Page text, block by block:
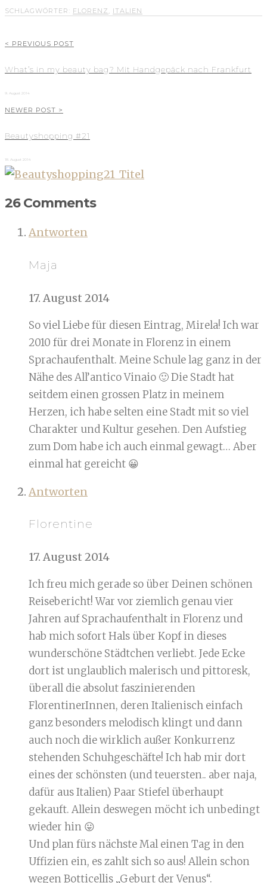
SCHLAGWÖRTER: FLORENZ ITALIEN
< PREVIOUS POST
What’s in my beauty bag? Mit Handgepäck nach Frankfurt
9. August 2014
NEWER POST >
Beautyshopping #21
18. August 2014
26 Comments
Antworten
Maja
17. August 2014
So viel Liebe für diesen Eintrag, Mirela! Ich war
2010 für drei Monate in Florenz in einem
Sprachaufenthalt. Meine Schule lag ganz in der
Nähe des All’antico Vinaio 🙂 Die Stadt hat
seitdem einen grossen Platz in meinem
Herzen, ich habe selten eine Stadt mit so viel
Charakter und Kultur gesehen. Den Aufstieg
zum Dom habe ich auch einmal gewagt… Aber
einmal hat gereicht 😀
Antworten
Florentine
17. August 2014
Ich freu mich gerade so über Deinen schönen
Reisebericht! War vor ziemlich genau vier
Jahren auf Sprachaufenthalt in Florenz und
hab mich sofort Hals über Kopf in dieses
wunderschöne Städtchen verliebt. Jede Ecke
dort ist unglaublich malerisch und pittoresk,
überall die absolut faszinierenden
FlorentinerInnen, deren Italienisch einfach
ganz besonders melodisch klingt und dann
auch noch die wirklich außer Konkurrenz
stehenden Schuhgeschäfte! Ich hab mir dort
eines der schönsten (und teuersten.. aber naja,
dafür aus Italien) Paar Stiefel überhaupt
gekauft. Allein deswegen möcht ich unbedingt
wieder hin 😛
Und plan fürs nächste Mal einen Tag in den
Uffizien ein, es zahlt sich so aus! Allein schon
wegen Botticellis „Geburt der Venus“.